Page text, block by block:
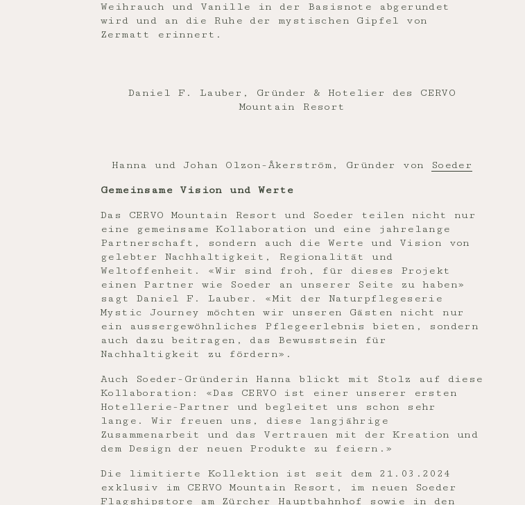
Weihrauch und Vanille in der Basisnote abgerundet
wird und an die Ruhe der mystischen Gipfel von
Zermatt erinnert.
Daniel F. Lauber, Gründer & Hotelier des CERVO
Mountain Resort
Hanna und Johan Olzon-Åkerström, Gründer von Soeder
Gemeinsame Vision und Werte
Das CERVO Mountain Resort und Soeder teilen nicht nur
eine gemeinsame Kollaboration und eine jahrelange
Partnerschaft, sondern auch die Werte und Vision von
gelebter Nachhaltigkeit, Regionalität und
Weltoffenheit. «Wir sind froh, für dieses Projekt
einen Partner wie Soeder an unserer Seite zu haben»
sagt Daniel F. Lauber. «Mit der Naturpflegeserie
Mystic Journey möchten wir unseren Gästen nicht nur
ein aussergewöhnliches Pflegeerlebnis bieten, sondern
auch dazu beitragen, das Bewusstsein für
Nachhaltigkeit zu fördern».
Auch Soeder-Gründerin Hanna blickt mit Stolz auf diese
Kollaboration: «Das CERVO ist einer unserer ersten
Hotellerie-Partner und begleitet uns schon sehr
lange. Wir freuen uns, diese langjährige
Zusammenarbeit und das Vertrauen mit der Kreation und
dem Design der neuen Produkte zu feiern.»
Die limitierte Kollektion ist seit dem 21.03.2024
exklusiv im CERVO Mountain Resort, im neuen Soeder
Flagshipstore am Zürcher Hauptbahnhof sowie in den